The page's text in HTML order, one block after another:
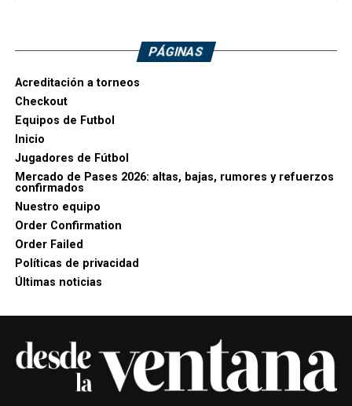
PÁGINAS
Acreditación a torneos
Checkout
Equipos de Futbol
Inicio
Jugadores de Fútbol
Mercado de Pases 2026: altas, bajas, rumores y refuerzos
confirmados
Nuestro equipo
Order Confirmation
Order Failed
Políticas de privacidad
Últimas noticias